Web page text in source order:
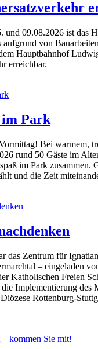
und 09.08.2026 ist das
aufgrund von
Hauptbahnhof
erreichbar.
Park
Bei warmem,
rund 50 Gäste im
im Park zusammen.
und die Zeit
das Zentrum für
– eingeladen
Katholischen Freien
Implementierung des
Rottenburg-